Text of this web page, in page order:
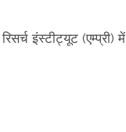
इंस्टीट्यूट (एम्प्री) में